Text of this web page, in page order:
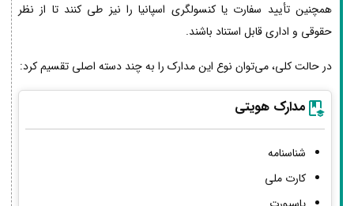
همچنین تأیید سفارت یا کنسولگری اسپانیا را نیز طی کنند تا از نظر
حقوقی و اداری قابل استناد باشند.
در حالت کلی، می‌توان نوع این مدارک را به چند دسته اصلی تقسیم کرد:
مدارک هویتی
شناسنامه
کارت ملی